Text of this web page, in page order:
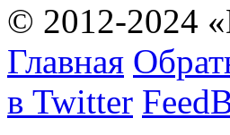
© 2012-2024
Главная
в Twitter